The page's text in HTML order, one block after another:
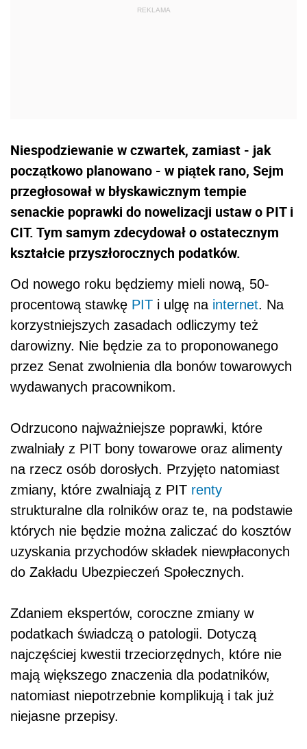
Niespodziewanie w czwartek, zamiast - jak
początkowo planowano - w piątek rano, Sejm
przegłosował w błyskawicznym tempie
senackie poprawki do nowelizacji ustaw o PIT i
CIT. Tym samym zdecydował o ostatecznym
kształcie przyszłorocznych podatków.
Od nowego roku będziemy mieli nową, 50-
procentową stawkę PIT i ulgę na internet. Na
korzystniejszych zasadach odliczymy też
darowizny. Nie będzie za to proponowanego
przez Senat zwolnienia dla bonów towarowych
wydawanych pracownikom.
Odrzucono najważniejsze poprawki, które
zwalniały z PIT bony towarowe oraz alimenty
na rzecz osób dorosłych. Przyjęto natomiast
zmiany, które zwalniają z PIT renty
strukturalne dla rolników oraz te, na podstawie
których nie będzie można zaliczać do kosztów
uzyskania przychodów składek niewpłaconych
do Zakładu Ubezpieczeń Społecznych.
Zdaniem ekspertów, coroczne zmiany w
podatkach świadczą o patologii. Dotyczą
najczęściej kwestii trzeciorzędnych, które nie
mają większego znaczenia dla podatników,
natomiast niepotrzebnie komplikują i tak już
niejasne przepisy.